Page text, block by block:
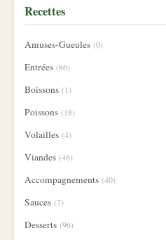
Recettes
Amuses-Gueules (0)
Entrées (86)
Boissons (1)
Poissons (18)
Volailles (4)
Viandes (46)
Accompagnements (40)
Sauces (7)
Desserts (96)